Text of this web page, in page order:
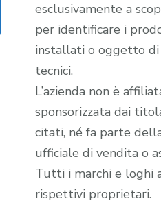
esclusivamente a
per identificare i
installati o oggetto
tecnici.
L’azienda non è
sponsorizzata dai
citati, né fa parte
ufficiale di vendita o
Tutti i marchi e loghi
rispettivi proprietari.